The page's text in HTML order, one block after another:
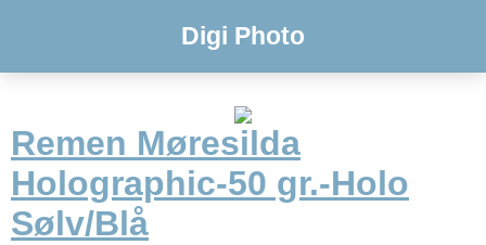
Digi Photo
Remen Møresilda
Holographic-50 gr.-Holo
Sølv/Blå